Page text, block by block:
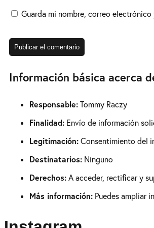
Guarda mi nombre, correo
Información básica acerca
Responsable: Tommy Raczy
Finalidad: Envío de información
Legitimación: Consentimiento del
Destinatarios: Ninguno
Derechos: A acceder, rectificar y
Más información: Puedes ampliar